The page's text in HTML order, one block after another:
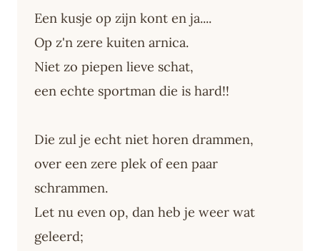
Een kusje op zijn kont en ja....
Op z'n zere kuiten arnica.
Niet zo piepen lieve schat,
een echte sportman die is hard!!
Die zul je echt niet horen drammen,
over een zere plek of een paar
schrammen.
Let nu even op, dan heb je weer wat
geleerd;